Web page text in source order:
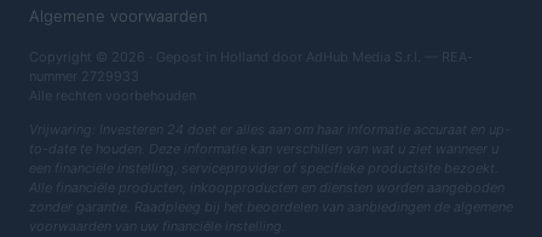
Algemene voorwaarden
Copyright © 2026 · Gepost in Holland door AdHub Media S.r.l. — REA-
nummer 2729933
Alle rechten voorbehouden
Vrijwaring: Investeren 24 doet er alles aan om haar informatie accuraat en up-
to-date te houden. Deze informatie kan verschillen van wat u ziet wanneer u
een financiële instelling, serviceprovider of specifieke productsite bezoekt.
Alle financiële producten, inkoopproducten en diensten worden aangeboden
zonder garantie. Raadpleeg bij het beoordelen van aanbiedingen de algemene
voorwaarden van uw financiële instelling.